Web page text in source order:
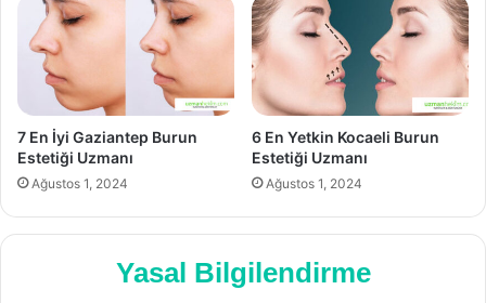
7 En İyi Gaziantep Burun
Estetiği Uzmanı
Ağustos 1, 2024
6 En Yetkin Kocaeli Burun
Estetiği Uzmanı
Ağustos 1, 2024
Yasal Bilgilendirme